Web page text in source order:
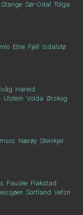
Stange Sør-Odal
Tolga
Etne Fjell
Isdalstø
Hareid
Ulstein Volda Ørskog
Nærøy Steinkjer
Fauske Flakstad
Sortland Vefsn